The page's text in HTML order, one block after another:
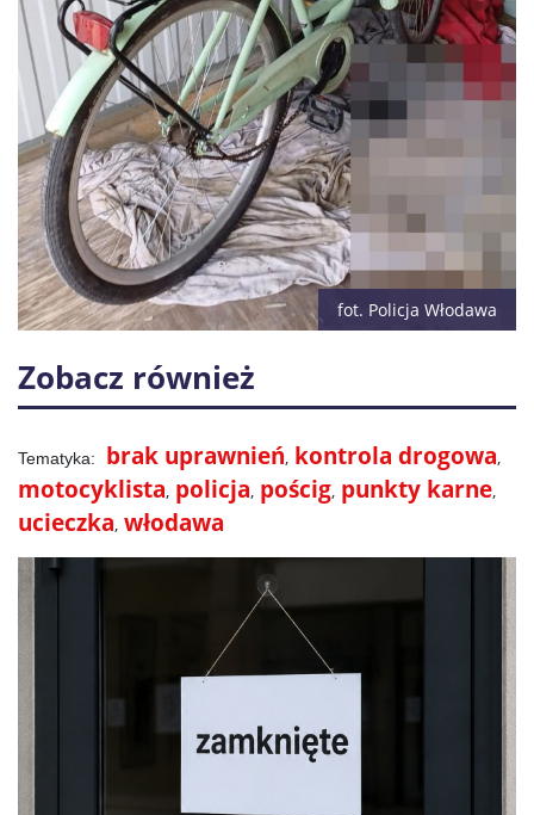
fot. Policja Włodawa
Zobacz również
brak uprawnień kontrola drogowa
motocyklista policja pościg punkty karne
ucieczka włodawa